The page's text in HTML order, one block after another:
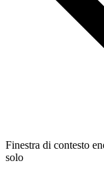
Finestra di contesto
solo